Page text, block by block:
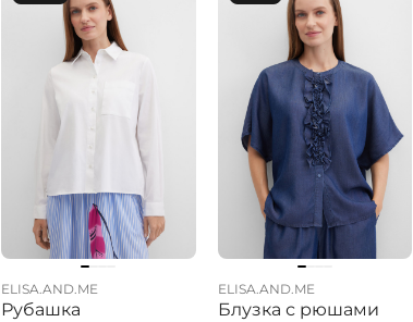
ELISA.AND.ME
Рубашка
ELISA.AND.ME
Блузка с рюшами